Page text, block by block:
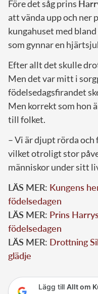
Före det såg prins
att vända upp och ner
kungahuset med
som gynnar en
Efter allt det skulle
Men det var mitt i
födelsedagsfirandet
Men korrekt som hon
till folket.
– Vi är djupt rörda
vilket otroligt stor
människor under sitt
LÄS MER: Kungens
födelsedagen
LÄS MER: Prins
födelsedagen
LÄS MER: Drottning
glädje
Lägg till Allt om